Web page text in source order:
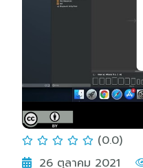
(0.0)
26 ตุลาคม 2021